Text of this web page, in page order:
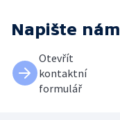
Napište nám
Otevřít
kontaktní
formulář